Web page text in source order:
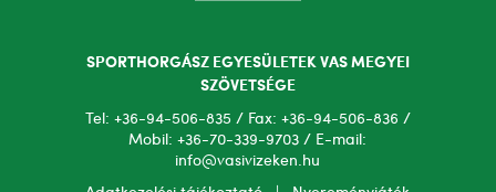
SPORTHORGÁSZ EGYESÜLETEK VAS MEGYEI
SZÖVETSÉGE
Tel: +36-94-506-835 / Fax: +36-94-506-836 /
Mobil: +36-70-339-9703 / E-mail:
info@vasivizeken.hu